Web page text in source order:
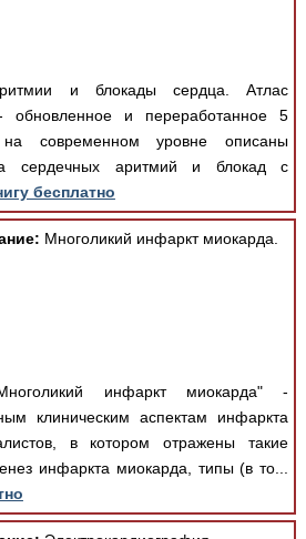
и блокады сердца. Атлас
- обновленное и переработанное 5
современном уровне описаны
сердечных аритмий и блокад с
бесплатно
Многоликий инфаркт миокарда.
инфаркт миокарда" -
клиническим аспектам инфаркта
в котором отражены такие
инфаркта миокарда, типы (в то...